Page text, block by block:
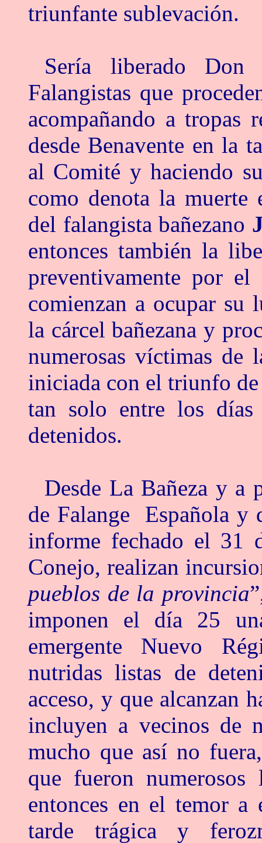
triunfante sublevación.
Sería liberado Don
Falangistas que
acompañando a tropas
desde Benavente en la
al Comité y haciendo
como denota la muerte
del falangista bañezano
entonces también la
preventivamente por
comienzan a ocupar su
la cárcel bañezana y
numerosas víctimas de
iniciada con el triunfo
tan solo entre los
detenidos.
Desde La Bañeza y a
de Falange Española y
informe fechado el 31
Conejo, realizan
pueblos de la provincia
imponen el día 25
emergente Nuevo
nutridas listas de
acceso, y que alcanzan
incluyen a vecinos de
mucho que así no
que fueron numerosos
entonces en el temor a
tarde trágica y